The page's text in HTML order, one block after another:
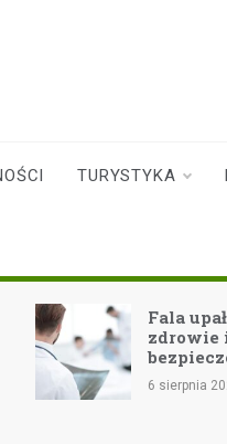
TURYSTYKA
Fala upałów: jak
zdrowie i
bezpieczeństwo?
6 sierpnia 2026